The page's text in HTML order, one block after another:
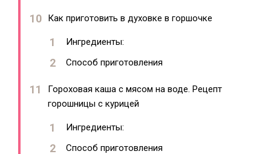
Как приготовить в духовке в горшочке
Ингредиенты:
Способ приготовления
Гороховая каша с мясом на воде. Рецепт
горошницы с курицей
Ингредиенты:
Способ приготовления